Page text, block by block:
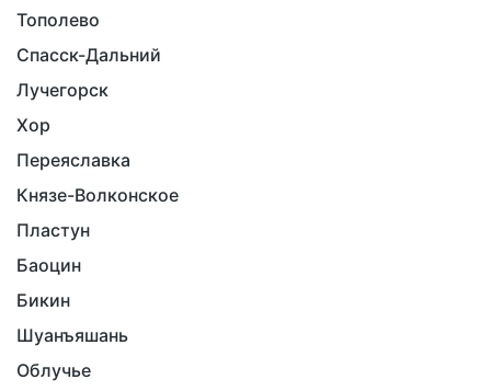
Тополево
Спасск-Дальний
Лучегорск
Хор
Переяславка
Князе-Волконское
Пластун
Баоцин
Бикин
Шуанъяшань
Облучье